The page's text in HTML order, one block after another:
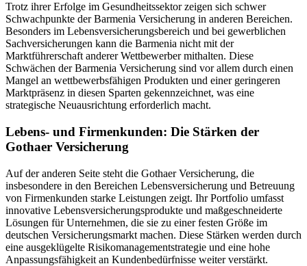
Trotz ihrer Erfolge im Gesundheitssektor zeigen sich schwer
Schwachpunkte der Barmenia Versicherung in anderen Bereichen.
Besonders im Lebensversicherungsbereich und bei gewerblichen
Sachversicherungen kann die Barmenia nicht mit der
Marktführerschaft anderer Wettbewerber mithalten. Diese
Schwächen der Barmenia Versicherung sind vor allem durch einen
Mangel an wettbewerbsfähigen Produkten und einer geringeren
Marktpräsenz in diesen Sparten gekennzeichnet, was eine
strategische Neuausrichtung erforderlich macht.
Lebens- und Firmenkunden: Die Stärken der
Gothaer Versicherung
Auf der anderen Seite steht die Gothaer Versicherung, die
insbesondere in den Bereichen Lebensversicherung und Betreuung
von Firmenkunden starke Leistungen zeigt. Ihr Portfolio umfasst
innovative Lebensversicherungsprodukte und maßgeschneiderte
Lösungen für Unternehmen, die sie zu einer festen Größe im
deutschen Versicherungsmarkt machen. Diese Stärken werden durch
eine ausgeklügelte Risikomanagementstrategie und eine hohe
Anpassungsfähigkeit an Kundenbedürfnisse weiter verstärkt.